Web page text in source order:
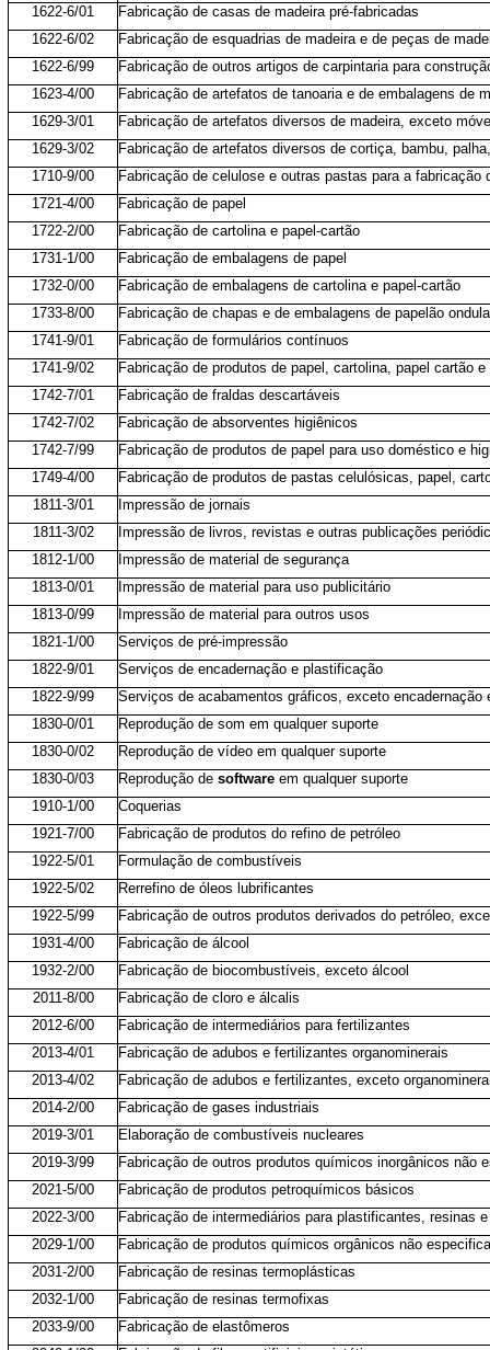
1622-6/01
Fabricação de casas de madeira pré-fabricadas
1622-6/02
Fabricação de esquadrias de madeira e de peças de
1622-6/99
Fabricação de outros artigos de carpintaria para
1623-4/00
Fabricação de artefatos de tanoaria e de embalagens de
1629-3/01
Fabricação de artefatos diversos de madeira, exceto
1629-3/02
Fabricação de artefatos diversos de cortiça, bambu,
1710-9/00
Fabricação de celulose e outras pastas para a fabricação
1721-4/00
Fabricação de papel
1722-2/00
Fabricação de cartolina e papel-cartão
1731-1/00
Fabricação de embalagens de papel
1732-0/00
Fabricação de embalagens de cartolina e papel-cartão
1733-8/00
Fabricação de chapas e de embalagens de papelão
1741-9/01
Fabricação de formulários contínuos
1741-9/02
Fabricação de produtos de papel, cartolina, papel cartão
1742-7/01
Fabricação de fraldas descartáveis
1742-7/02
Fabricação de absorventes higiênicos
1742-7/99
Fabricação de produtos de papel para uso doméstico e
1749-4/00
Fabricação de produtos de pastas celulósicas, papel,
1811-3/01
Impressão de jornais
1811-3/02
Impressão de livros, revistas e outras publicações
1812-1/00
Impressão de material de segurança
1813-0/01
Impressão de material para uso publicitário
1813-0/99
Impressão de material para outros usos
1821-1/00
Serviços de pré-impressão
1822-9/01
Serviços de encadernação e plastificação
1822-9/99
Serviços de acabamentos gráficos, exceto encadernação
1830-0/01
Reprodução de som em qualquer suporte
1830-0/02
Reprodução de vídeo em qualquer suporte
1830-0/03
Reprodução desoftware em qualquer suporte
1910-1/00
Coquerias
1921-7/00
Fabricação de produtos do refino de petróleo
1922-5/01
Formulação de combustíveis
1922-5/02
Rerrefino de óleos lubrificantes
1922-5/99
Fabricação de outros produtos derivados do petróleo,
1931-4/00
Fabricação de álcool
1932-2/00
Fabricação de biocombustíveis, exceto álcool
2011-8/00
Fabricação de cloro e álcalis
2012-6/00
Fabricação de intermediários para fertilizantes
2013-4/01
Fabricação de adubos e fertilizantes organominerais
2013-4/02
Fabricação de adubos e fertilizantes, exceto
2014-2/00
Fabricação de gases industriais
2019-3/01
Elaboração de combustíveis nucleares
2019-3/99
Fabricação de outros produtos químicos inorgânicos não
2021-5/00
Fabricação de produtos petroquímicos básicos
2022-3/00
Fabricação de intermediários para plastificantes, resinas
2029-1/00
Fabricação de produtos químicos orgânicos não
2031-2/00
Fabricação de resinas termoplásticas
2032-1/00
Fabricação de resinas termofixas
2033-9/00
Fabricação de elastômeros